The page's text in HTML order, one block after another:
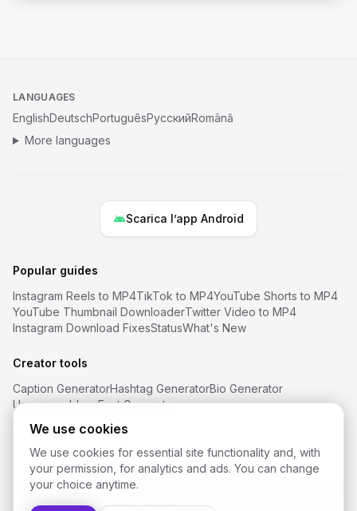
LANGUAGES
EnglishDeutschPortuguêsРусскийRomână
More languages
Scarica l’app Android
Popular guides
Instagram Reels to MP4TikTok to MP4YouTube Shorts to MP4
YouTube Thumbnail DownloaderTwitter Video to MP4
Instagram Download FixesStatusWhat's New
Creator tools
Caption GeneratorHashtag GeneratorBio Generator
Username IdeasFont Generator
©2026 SaveReels. All rights reserved.
Downloader video Instagram
Downloader YouTube ShortsDownloader video TikTok
We use cookies
We use cookies for essential site functionality and, with
your permission, for analytics and ads. You can change
your choice anytime.